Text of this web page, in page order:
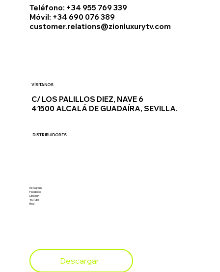
Teléfono: +34 955 769 339
Móvil: +34 690 076 389
customer.relations@zionluxurytv.com
VÍSITANOS
C/ LOS PALILLOS DIEZ, NAVE 6
41500 ALCALÁ DE GUADAÍRA, SEVILLA.
DISTRIBUIDORES
Instagram
Facebook
Linkedin
YouTube
Blog
Descargar